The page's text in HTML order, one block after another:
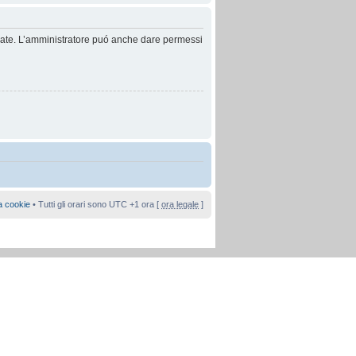
L’amministratore puó anche dare permessi
cookie • Tutti gli orari sono UTC +1 ora [ ora legale ]